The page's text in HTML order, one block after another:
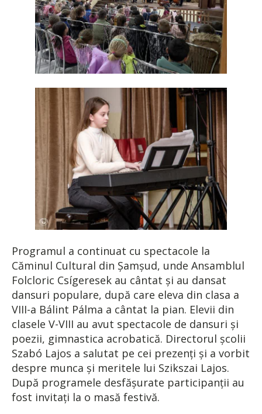
Programul a continuat cu spectacole la
Căminul Cultural din Şamşud, unde Ansamblul
Folcloric Csígeresek au cântat şi au dansat
dansuri populare, după care eleva din clasa a
VIII-a Bálint Pálma a cântat la pian. Elevii din
clasele V-VIII au avut spectacole de dansuri şi
poezii, gimnastica acrobatică. Directorul şcolii
Szabó Lajos a salutat pe cei prezenţi şi a vorbit
despre munca şi meritele lui Szikszai Lajos.
După programele desfăşurate participanţii au
fost invitaţi la o masă festivă.